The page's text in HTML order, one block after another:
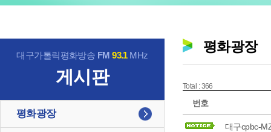
대구가톨릭평화방송 FM93.1MHz
게시판
평화광장
평화광장
Total : 366
번호
대구cpbc-